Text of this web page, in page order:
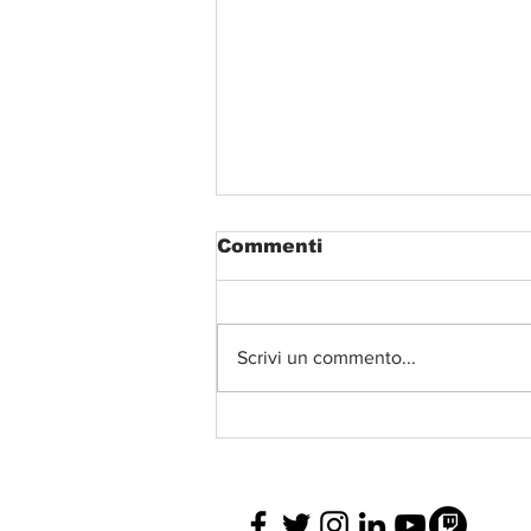
eccellenze
Commenti
Scrivi un commento...